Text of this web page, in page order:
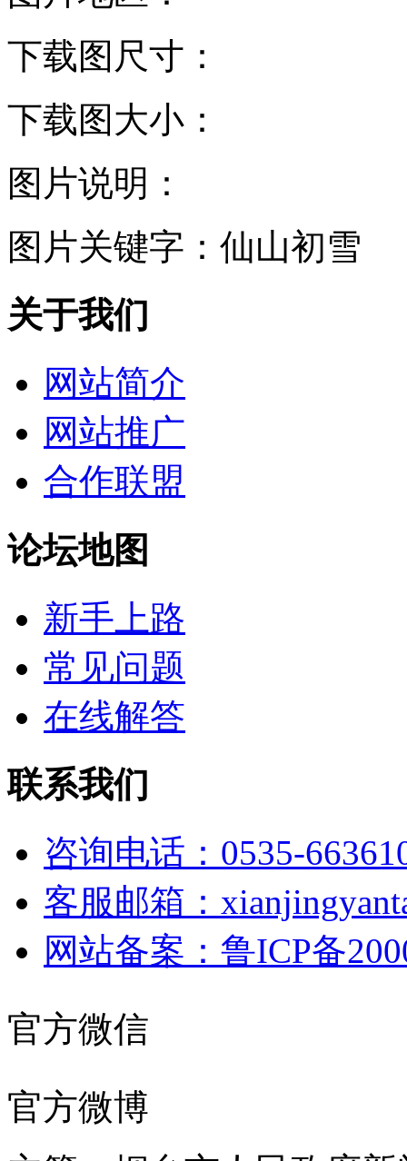
下载图尺寸：
下载图大小：
图片说明：
图片关键字： 仙山初雪
关于我们
网站简介
网站推广
合作联盟
论坛地图
新手上路
常见问题
在线解答
联系我们
咨询电话：0535-
客服邮箱：
网站备案：鲁ICP备
官方微信
官方微博